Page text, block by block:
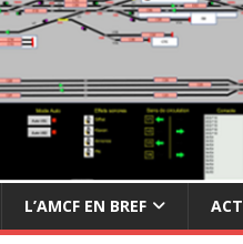
L’AMCF EN BREF